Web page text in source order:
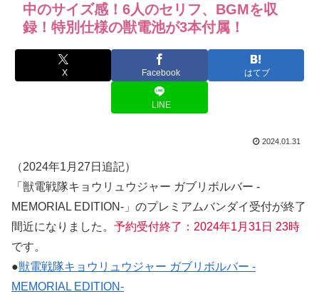
中のサイズ感！6人のセリフ、BGMを収
録！特別仕様の獣電池が3本付属！
X Facebook はてブ
LINE
2024.01.31
（2024年1月27日追記）
「獣電戦隊キョウリュウジャー ガブリボルバー -
MEMORIAL EDITION-」のプレミアムバンダイ受付が終了
間近になりました。 予約受付終了：2024年1月31日 23時
です。
●獣電戦隊キョウリュウジャー ガブリボルバー -
MEMORIAL EDITION-